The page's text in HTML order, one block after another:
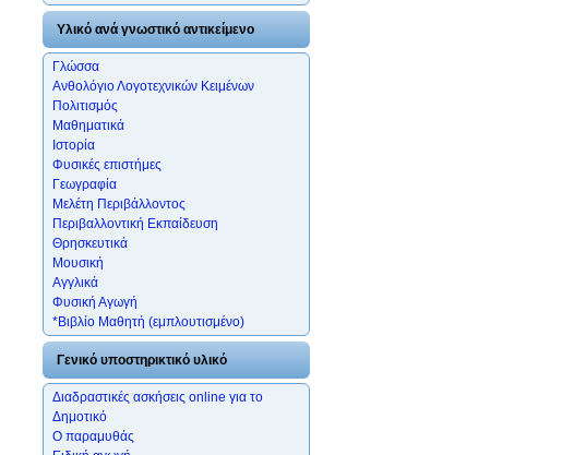
Υλικό ανά γνωστικό αντικείμενο
Γλώσσα
Ανθολόγιο Λογοτεχνικών Κειμένων
Πολιτισμός
Μαθηματικά
Ιστορία
Φυσικές επιστήμες
Γεωγραφία
Μελέτη Περιβάλλοντος
Περιβαλλοντική Εκπαίδευση
Θρησκευτικά
Μουσική
Αγγλικά
Φυσική Αγωγή
*Βιβλίο Μαθητή (εμπλουτισμένο)
Γενικό υποστηρικτικό υλικό
Διαδραστικές ασκήσεις online για το
Δημοτικό
Ο παραμυθάς